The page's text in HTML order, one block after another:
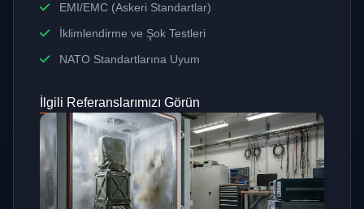
EMI/EMC (Askeri Standartlar)
İklimlendirme ve Şok Testleri
NATO Standartlarına Uyum
İlgili Referanslarımızı Görün